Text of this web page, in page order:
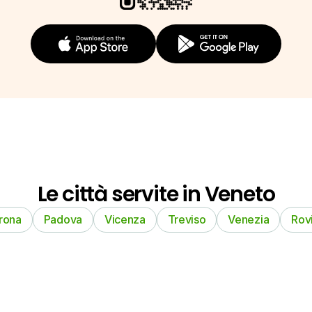
Le città servite in Veneto
Padova Vicenza Treviso Venezia